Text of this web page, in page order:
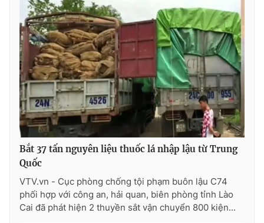
Photo Infographic
Video Shorts video
VTV Money VTV Thể thao
VTV Sức khoẻ Bất động sản
Thị trường 24h
VTV4 Vươn mình bằng AI
Bắt 37 tấn nguyên liệu thuốc lá nhập lậu từ Trung
Quốc
VTV.vn - Cục phòng chống tội phạm buôn lậu C74
phối hợp với công an, hải quan, biên phòng tỉnh Lào
Cai đã phát hiện 2 thuyền sắt vận chuyển 800 kiện...